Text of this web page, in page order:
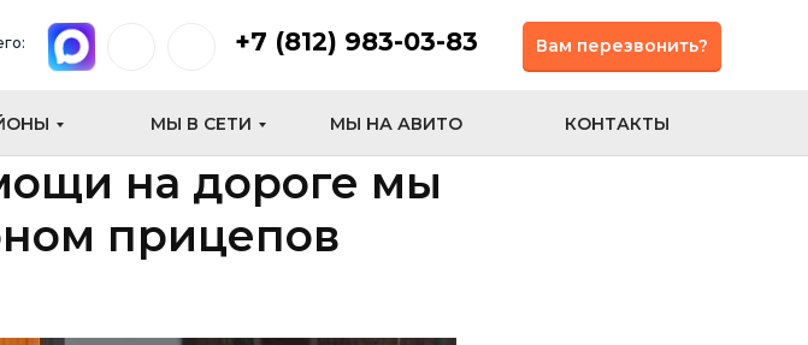
+7 (812) 983-03-83
МЫ В СЕТИ МЫ НА АВИТО КОНТАКТЫ
Вам перезвонить?
на дороге мы
прицепов